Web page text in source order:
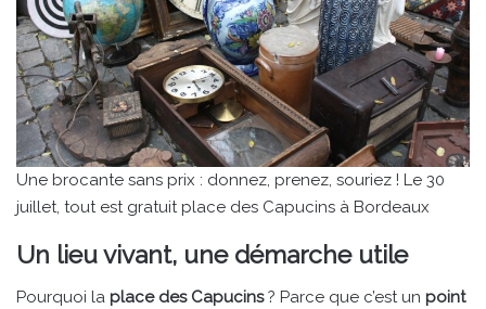
Une brocante sans prix : donnez, prenez, souriez ! Le 30
juillet, tout est gratuit place des Capucins à Bordeaux
Un lieu vivant, une démarche utile
Pourquoi la place des Capucins? Parce que c’est un point